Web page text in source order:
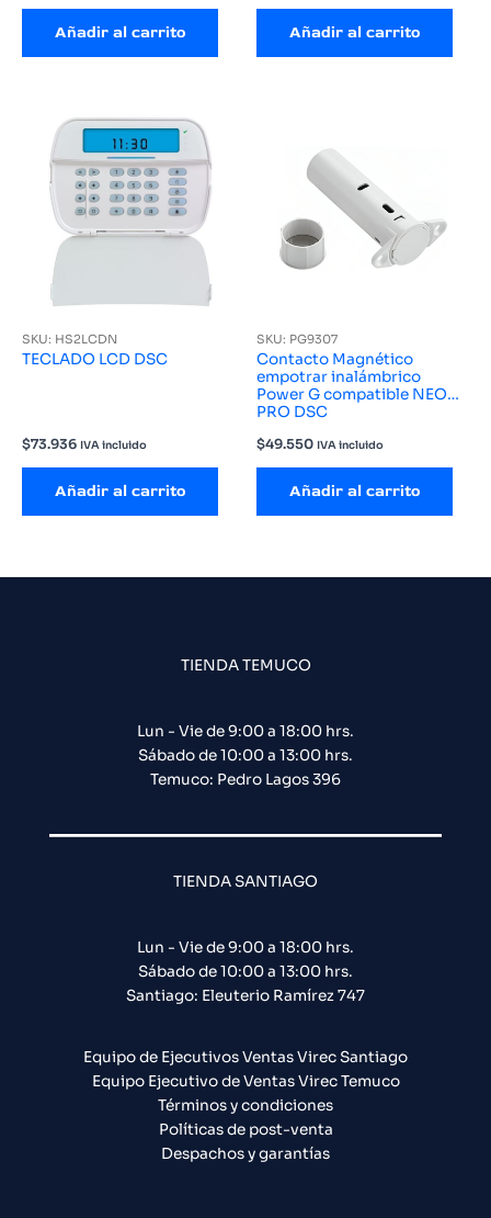
Añadir al carrito Añadir al carrito
SKU: HS2LCDN
TECLADO LCD DSC
$73.936 IVA incluido
Añadir al carrito
SKU: PG9307
Contacto Magnético
empotrar inalámbrico
Power G compatible NEO
PRO DSC
$49.550 IVA incluido
Añadir al carrito
TIENDA TEMUCO
Lun - Vie de 9:00 a 18:00 hrs.
Sábado de 10:00 a 13:00 hrs.
Temuco: Pedro Lagos 396
TIENDA SANTIAGO
Lun - Vie de 9:00 a 18:00 hrs.
Sábado de 10:00 a 13:00 hrs.
Santiago: Eleuterio Ramírez 747​
Equipo de Ejecutivos Ventas Virec Santiago
Equipo Ejecutivo de Ventas Virec Temuco
Términos y condiciones
Políticas de post-venta
Despachos y garantías